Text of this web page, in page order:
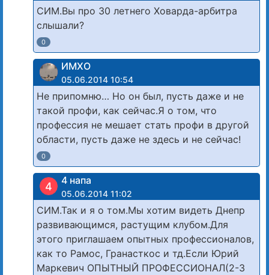
СИМ.Вы про 30 летнего Ховарда-арбитра
слышали?
0
ИМХО
05.06.2014 10:54
Не припомню… Но он был, пусть даже и не
такой профи, как сейчас.Я о том, что
профессия не мешает стать профи в другой
области, пусть даже не здесь и не сейчас!
0
4 4 напа
05.06.2014 11:02
СИМ.Так и я о том.Мы хотим видеть Днепр
развивающимся, растущим клубом.Для
этого приглашаем опытных профессионалов,
как то Рамос, Гранасткос и тд.Если Юрий
Маркевич ОПЫТНЫЙ ПРОФЕССИОНАЛ(2-3